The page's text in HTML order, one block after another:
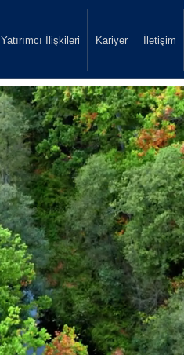
Yatırımcı İlişkileri Kariyer İletişim